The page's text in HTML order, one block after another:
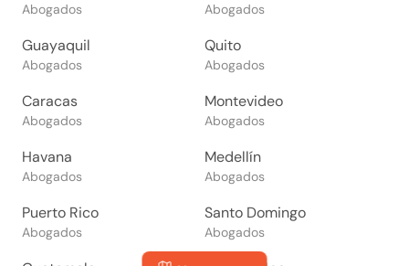
Abogados Abogados
Guayaquil
Abogados
Quito
Abogados
Caracas
Abogados
Montevideo
Abogados
Havana
Abogados
Medellín
Abogados
Puerto Rico
Abogados
Santo Domingo
Abogados